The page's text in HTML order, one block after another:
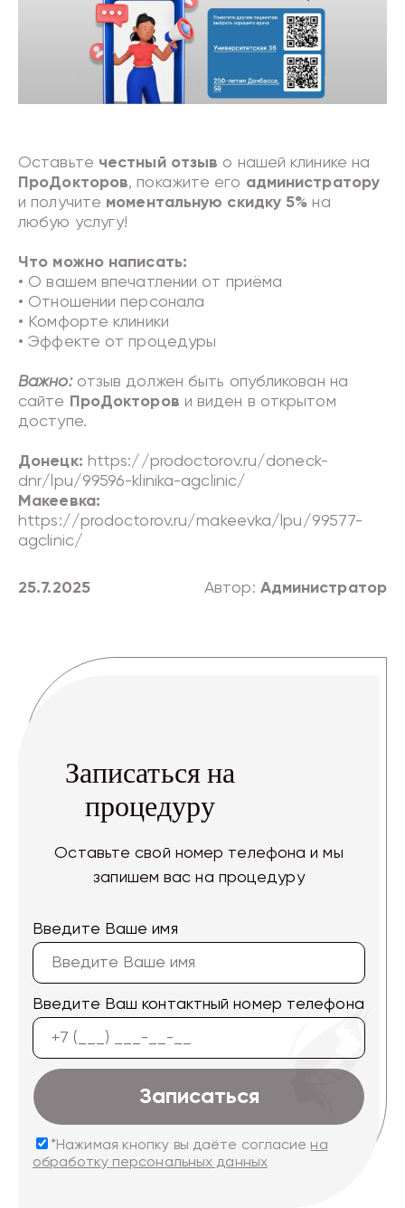
Оставьте честный отзыв о нашей клинике на
ПроДокторов, покажите его администратору
и получите моментальную скидку 5% на
любую услугу!
Что можно написать:
• О вашем впечатлении от приёма
• Отношении персонала
• Комфорте клиники
• Эффекте от процедуры
Важно:отзыв должен быть опубликован на
сайте ПроДокторов и виден в открытом
доступе.
Донецк: https://prodoctorov.ru/doneck-
dnr/lpu/99596-klinika-agclinic/
Макеевка:
https://prodoctorov.ru/makeevka/lpu/99577-
agclinic/
25.7.2025 Автор: Администратор
Записаться на
процедуру
Оставьте свой номер телефона и мы
запишем вас на процедуру
Введите Ваше имя
Введите Ваш контактный номер телефона
Записаться
*Нажимая кнопку вы даёте согласие на
обработку персональных данных